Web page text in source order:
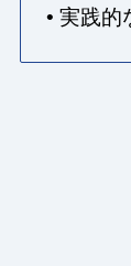
• 実践的